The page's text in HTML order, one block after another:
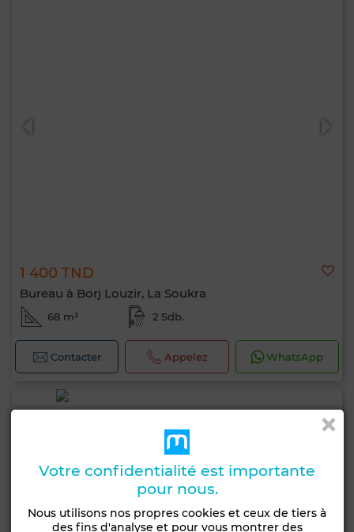
1 400 TND
Bureau à Borj Louzir, La Soukra
68 m² 2 Sdb.
Contacter Appelez WhatsApp
Votre confidentialité est importante
pour nous.
Nous utilisons nos propres cookies et ceux de tiers à
des fins d'analyse et pour vous montrer des